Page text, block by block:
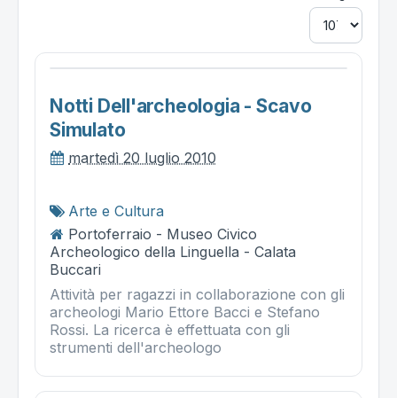
Notti Dell'archeologia - Scavo
Simulato
martedì 20 luglio 2010
Arte e Cultura
Portoferraio - Museo Civico
Archeologico della Linguella - Calata
Buccari
Attività per ragazzi in collaborazione con gli
archeologi Mario Ettore Bacci e Stefano
Rossi. La ricerca è effettuata con gli
strumenti dell'archeologo